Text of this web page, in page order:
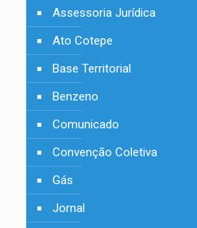
Assessoria Jurídica
Ato Cotepe
Base Territorial
Benzeno
Comunicado
Convenção Coletiva
Gás
Jornal